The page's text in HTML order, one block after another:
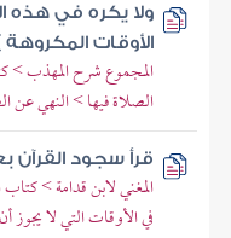
ولا يكره في هذه
الأوقات المكروهة
المجموع شرح المهذب >
الصلاة فيها > النهي عن
قرأ سجود القرآن
المغني لابن قدامة >
في الأوقات التي لا يجوز